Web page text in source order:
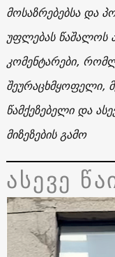
მოსაზრებებსა და
უფლებას წაშალოს
კომენტარები,
შეურაცხმყოფელი,
წამქეზებელი და
მიზეზების გამო
ასევე